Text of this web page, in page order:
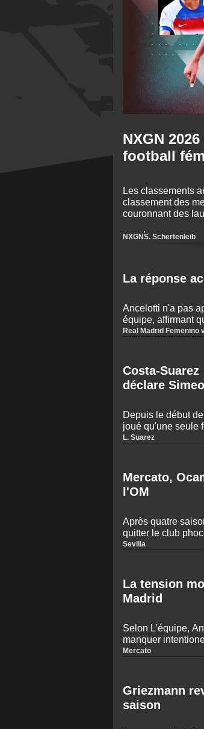
NXGN
football
Les classements
classement des
couronnant des
jeunes footballeurs
NXGNS. Schertenleib
La réponse
Ancelotti n'a pas
équipe, affirmant
pas connecté à la
Costa-
déclare
Depuis le début
joué qu'une seule
L. Suarez
Mercato,
l'OM
Après quatre
quitter le club
Sevilla
La tension
Madrid
Selon L’équipe,
manquer
États-Unis
Mercato
Griezmann
saison